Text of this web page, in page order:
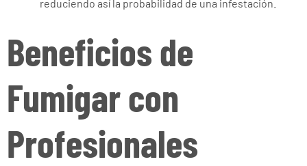
reduciendo así la probabilidad de una infestación.
Beneficios de
Fumigar con
Profesionales